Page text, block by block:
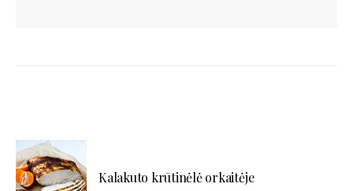
Kalakuto krūtinėlė orkaitėje